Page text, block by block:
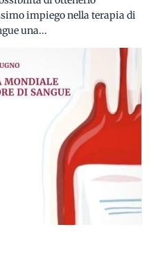
impiego nella terapia di
una...